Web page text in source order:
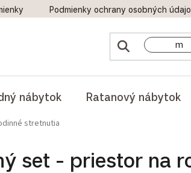
Podmienky ochrany osobných
nábytok Ratanový nábytok
stretnutia
set - priestor na